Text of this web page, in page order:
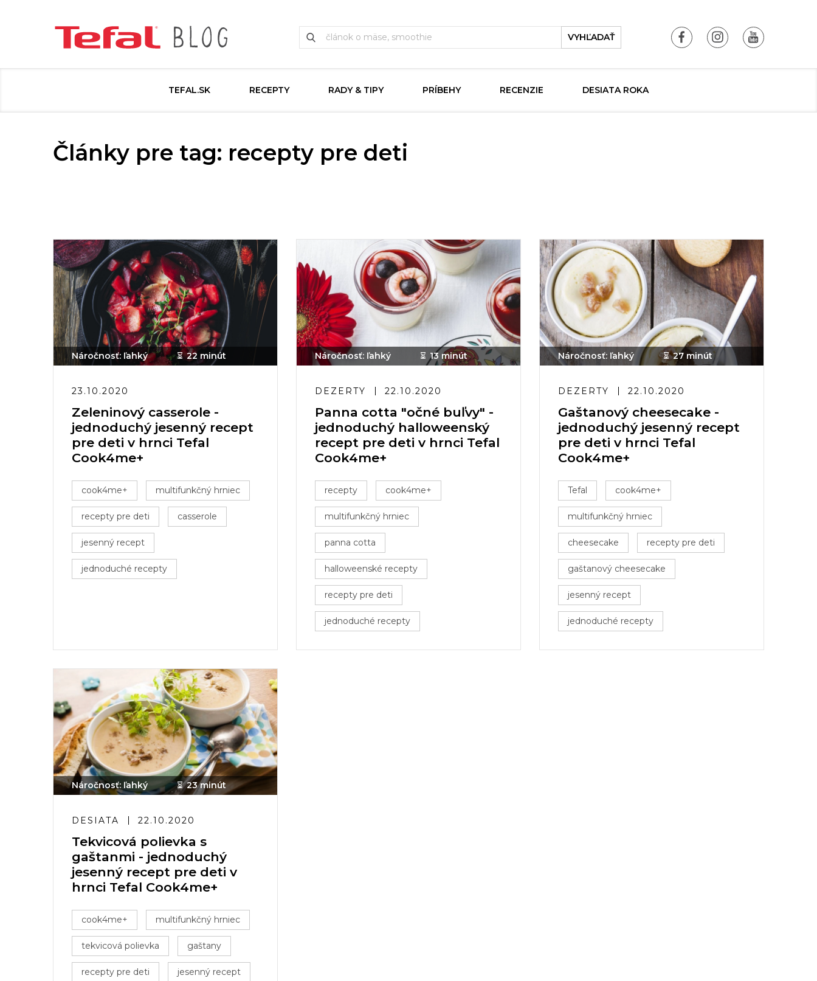
VYHĽADAŤ
TEFAL.SK RECEPTY RADY & TIPY PRÍBEHY RECENZIE DESIATA ROKA
Články pre tag: recepty pre deti
Náročnosť: ľahký 22 minút
23.10.2020
Zeleninový casserole -
jednoduchý jesenný recept
pre deti v hrnci Tefal
Cook4me+
cook4me+ multifunkčný hrniec
recepty pre deti casserole
jesenný recept
jednoduché recepty
Náročnosť: ľahký 13 minút
DEZERTY 22.10.2020
Panna cotta "očné buľvy" -
jednoduchý halloweenský
recept pre deti v hrnci Tefal
Cook4me+
recepty cook4me+
multifunkčný hrniec
panna cotta
halloweenské recepty
recepty pre deti
jednoduché recepty
Náročnosť: ľahký 27 minút
DEZERTY 22.10.2020
Gaštanový cheesecake -
jednoduchý jesenný recept
pre deti v hrnci Tefal
Cook4me+
Tefal cook4me+
multifunkčný hrniec
cheesecake recepty pre deti
gaštanový cheesecake
jesenný recept
jednoduché recepty
Náročnosť: ľahký 23 minút
DESIATA 22.10.2020
Tekvicová polievka s
gaštanmi - jednoduchý
jesenný recept pre deti v
hrnci Tefal Cook4me+
cook4me+ multifunkčný hrniec
tekvicová polievka gaštany
recepty pre deti jesenný recept